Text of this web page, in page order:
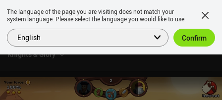
Knights & Glory
The language of the page you are visiting does not match your
system language. Please select the language you would like to use.
English Confirm